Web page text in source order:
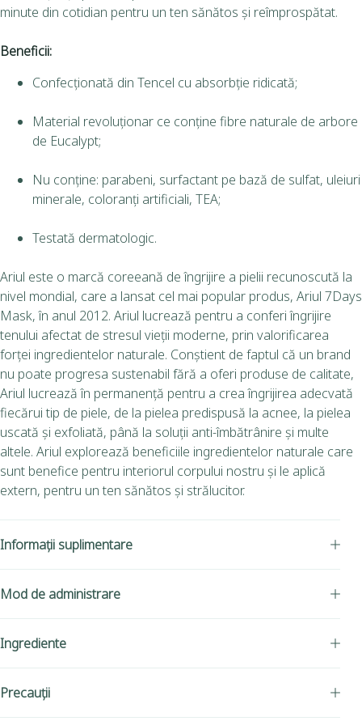
minute din cotidian pentru un ten sănătos și reîmprospătat​.
Beneficii:
Confecționată din Tencel cu absorbție ridicată;
Material revoluționar ce conține fibre naturale de arbore
de Eucalypt;
Nu conține: parabeni, surfactant pe bază de sulfat, uleiuri
minerale, coloranți artificiali, TEA;
Testată dermatologic.
Ariul este o marcă coreeană de îngrijire a pielii recunoscută la
nivel mondial, care a lansat cel mai popular produs, Ariul 7Days
Mask, în anul 2012. Ariul lucrează pentru a conferi îngrijire
tenului afectat de stresul vieții moderne, prin valorificarea
forței ingredientelor naturale. Conștient de faptul că un brand
nu poate progresa sustenabil fără a oferi produse de calitate,
Ariul lucrează în permanență pentru a crea îngrijirea adecvată
fiecărui tip de piele, de la pielea predispusă la acnee, la pielea
uscată și exfoliată, până la soluții anti-îmbătrânire și multe
altele. Ariul explorează beneficiile ingredientelor naturale care
sunt benefice pentru interiorul corpului nostru și le aplică
extern, pentru un ten sănătos și strălucitor.
Informații suplimentare
Mod de administrare
Ingrediente
Precauții